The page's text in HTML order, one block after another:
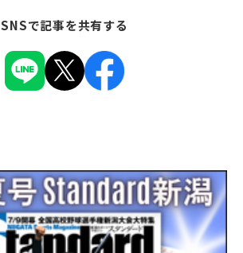
SNSで記事を共有する